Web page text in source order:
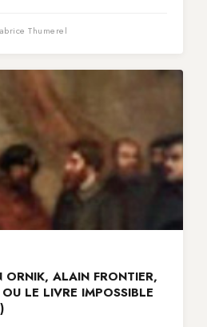
Thumerel
ALAIN FRONTIER,
LE LIVRE IMPOSSIBLE